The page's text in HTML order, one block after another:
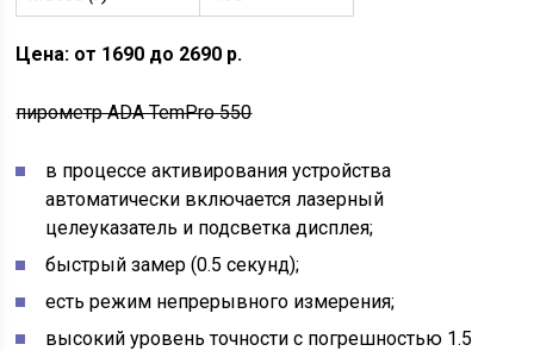
Цена: от 1690 до 2690 р.
пирометр ADA TemPro 550
в процессе активирования устройства
автоматически включается лазерный
целеуказатель и подсветка дисплея;
быстрый замер (0.5 секунд);
есть режим непрерывного измерения;
высокий уровень точности с погрешностью 1.5